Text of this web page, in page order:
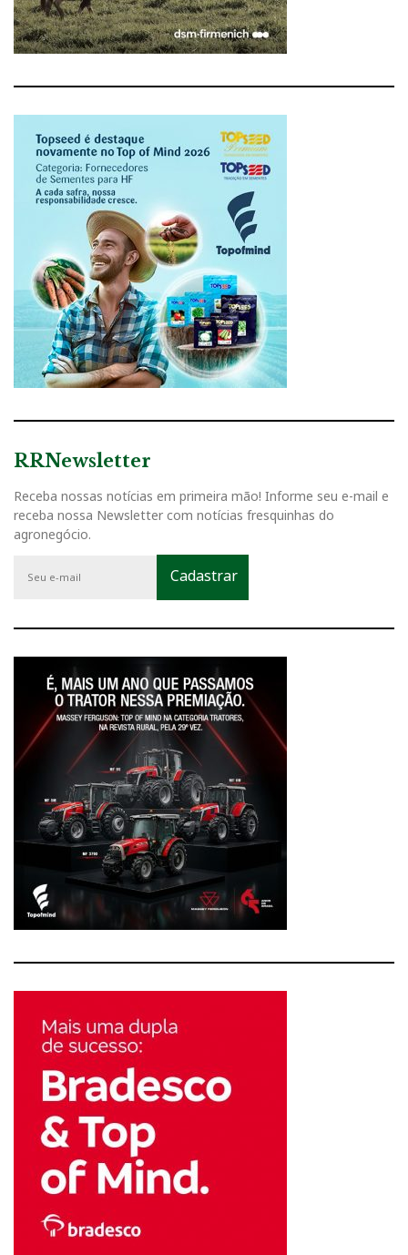
RRNewsletter
Receba nossas notícias em primeira mão! Informe seu e-mail e
receba nossa Newsletter com notícias fresquinhas do
agronegócio.